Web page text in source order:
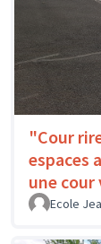
"Cour
espaces
une cour
Ecole